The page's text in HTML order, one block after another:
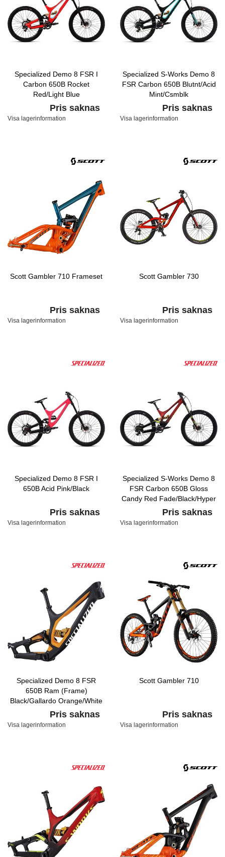
Specialized Demo 8 FSR I
Carbon 650B Rocket
Red/Light Blue
Pris saknas
Visa lagerinformation
Specialized S-Works Demo 8
FSR Carbon 650B Blutnt/Acid
Mint/Csmblk
Pris saknas
Visa lagerinformation
Scott Gambler 710 Frameset
Pris saknas
Visa lagerinformation
Scott Gambler 730
Pris saknas
Visa lagerinformation
Specialized Demo 8 FSR I
650B Acid Pink/Black
Pris saknas
Visa lagerinformation
Specialized S-Works Demo 8
FSR Carbon 650B Gloss
Candy Red Fade/Black/Hyper
Pris saknas
Visa lagerinformation
Specialized Demo 8 FSR
650B Ram (Frame)
Black/Gallardo Orange/White
Pris saknas
Visa lagerinformation
Scott Gambler 710
Pris saknas
Visa lagerinformation